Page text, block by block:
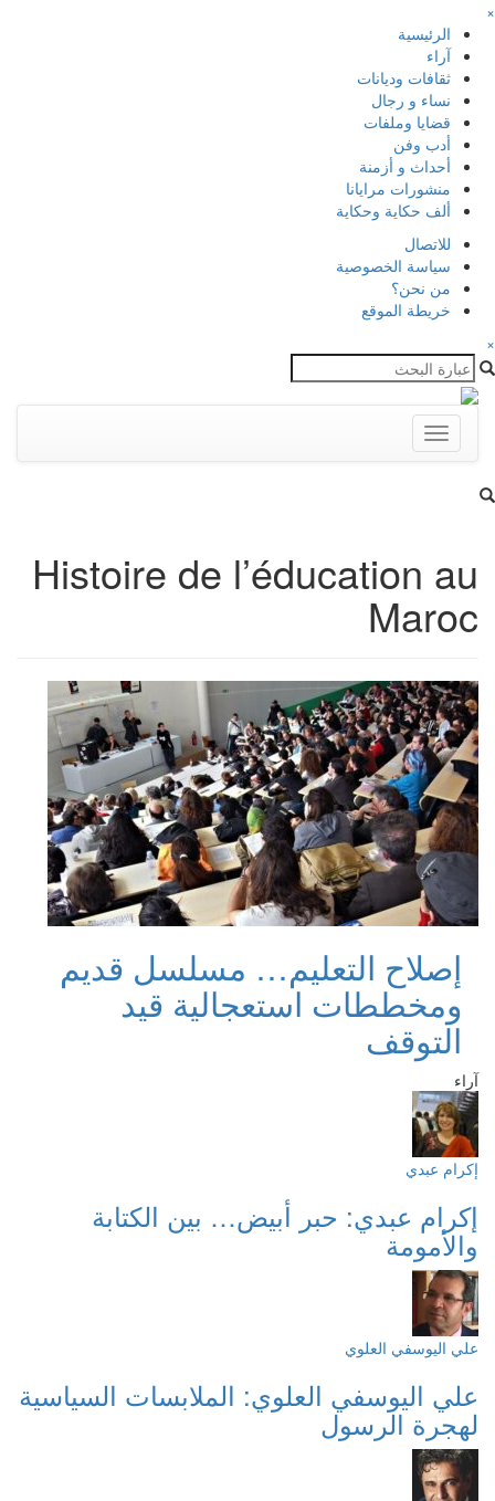
×
الرئيسية
آراء
ثقافات وديانات
نساء و رجال
قضايا وملفات
أدب وفن
أحداث و أزمنة
منشورات مرايانا
ألف حكاية وحكاية
للاتصال
سياسة الخصوصية
من نحن؟
خريطة الموقع
×
Toggle
navigation
Histoire de l’éducation au
Maroc
إصلاح التعليم… مسلسل قديم
ومخططات استعجالية قيد
التوقف
آراء
إكرام عبدي
إكرام عبدي: حبر أبيض… بين الكتابة
والأمومة
علي اليوسفي العلوي
علي اليوسفي العلوي: الملابسات السياسية
لهجرة الرسول